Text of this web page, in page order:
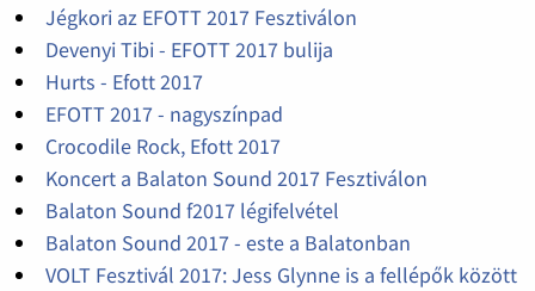
Jégkori az EFOTT 2017 Fesztiválon
Devenyi Tibi - EFOTT 2017 bulija
Hurts - Efott 2017
EFOTT 2017 - nagyszínpad
Crocodile Rock, Efott 2017
Koncert a Balaton Sound 2017 Fesztiválon
Balaton Sound f2017 légifelvétel
Balaton Sound 2017 - este a Balatonban
VOLT Fesztivál 2017: Jess Glynne is a fellépők között